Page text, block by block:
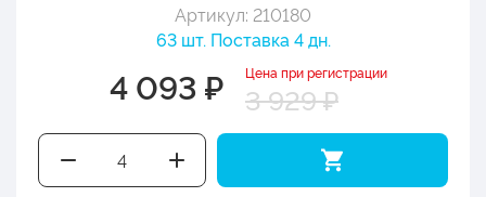
Артикул: 210180
63 шт. Поставка 4 дн.
4 093 ₽ Цена при регистрации
3 929 ₽